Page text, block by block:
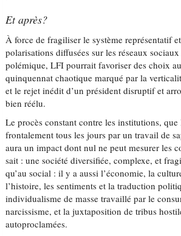
Et après?
À force de fragiliser le système représentatif
polarisations diffusées sur les réseaux
polémique, LFI pourrait favoriser des choix
quinquennat chaotique marqué par la
et le rejet inédit d’un président disruptif et
bien réélu.
Le procès constant contre les institutions, que
frontalement tous les jours par un travail de
aura un impact dont nul ne peut mesurer les
sait : une société diversifiée, complexe, et
qu’au social : il y a aussi l’économie, la
l’histoire, les sentiments et la traduction
individualisme de masse travaillé par le
narcissisme, et la juxtaposition de tribus
autoproclamées.